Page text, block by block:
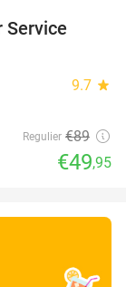
Service
9.7 star
Regulier €89
€49,95